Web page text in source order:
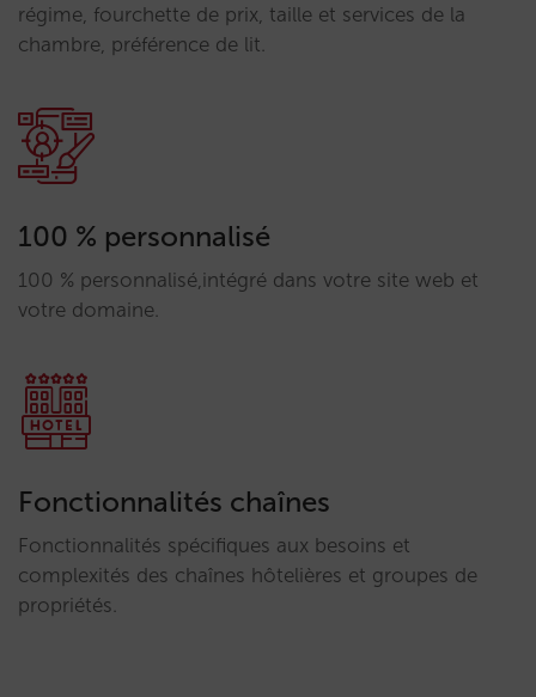
régime, fourchette de prix, taille et services de la
chambre, préférence de lit.
100 % personnalisé
100 % personnalisé,intégré dans votre site web et
votre domaine.
Fonctionnalités chaînes
Fonctionnalités spécifiques aux besoins et
complexités des chaînes hôtelières et groupes de
propriétés.